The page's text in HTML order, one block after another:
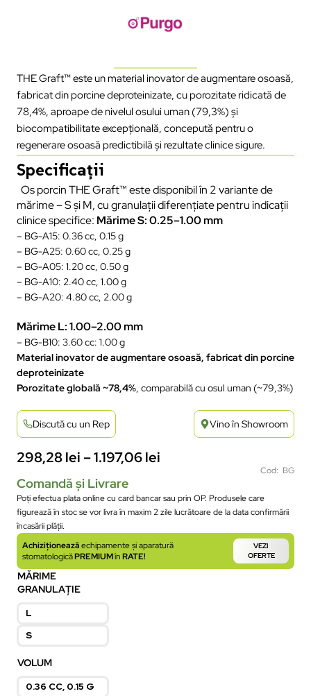
THE Graft™este un material inovator de augmentare osoasă,
fabricat din porcine deproteinizate, cu porozitate ridicată de
78,4%, aproape de nivelul osului uman (79,3%) și
biocompatibilitate excepțională, concepută pentru o
regenerare osoasă predictibilă și rezultate clinice sigure.
Specificații
Os porcin THE Graft™ este disponibil în 2 variante de
mărime – S și M, cu granulații diferențiate pentru indicații
clinice specifice: Mărime S: 0.25–1.00 mm
– BG-A15: 0.36 cc, 0.15 g
– BG-A25: 0.60 cc, 0.25 g
– BG-A05: 1.20 cc, 0.50 g
– BG-A10: 2.40 cc, 1.00 g
– BG-A20: 4.80 cc, 2.00 g
Mărime L: 1.00–2.00 mm
– BG-B10: 3.60 cc: 1.00 g
Material inovator de augmentare osoasă, fabricat din porcine
deproteinizate
Porozitate globală ~78,4%, comparabilă cu osul uman (~79,3%)
Discută cu un Rep Vino în Showroom
298,28lei–1.197,06lei
Cod: BG
Comandă și Livrare
Poți efectua plata online cu card bancar sau prin OP. Produsele care
figurează în stoc se vor livra în maxim 2 zile lucrătoare de la data confirmării
încasării plății.
Achiziționeazăechipamente și aparatură
stomatologicăPREMIUMînRATE!
VEZI
OFERTE
MĂRIME
GRANULAȚIE
L
S
VOLUM
0.36 CC, 0.15 G